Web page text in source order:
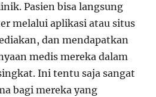
Pasien bisa langsung
melalui aplikasi atau situs
dan mendapatkan
medis mereka dalam
Ini tentu saja sangat
bagi mereka yang